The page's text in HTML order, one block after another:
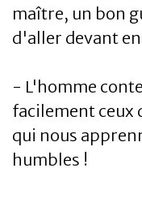
maître, un bon
d'aller devant
- L'homme
facilement ceux
qui nous
humbles !